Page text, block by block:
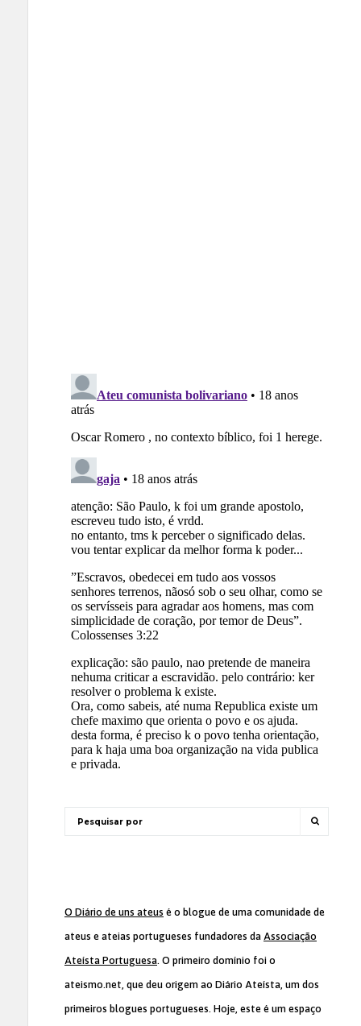
O Diário de uns ateus é o blogue de uma comunidade de
ateus e ateias portugueses fundadores da Associação
Ateísta Portuguesa. O primeiro domínio foi o
ateismo.net, que deu origem ao Diário Ateísta, um dos
primeiros blogues portugueses. Hoje, este é um espaço